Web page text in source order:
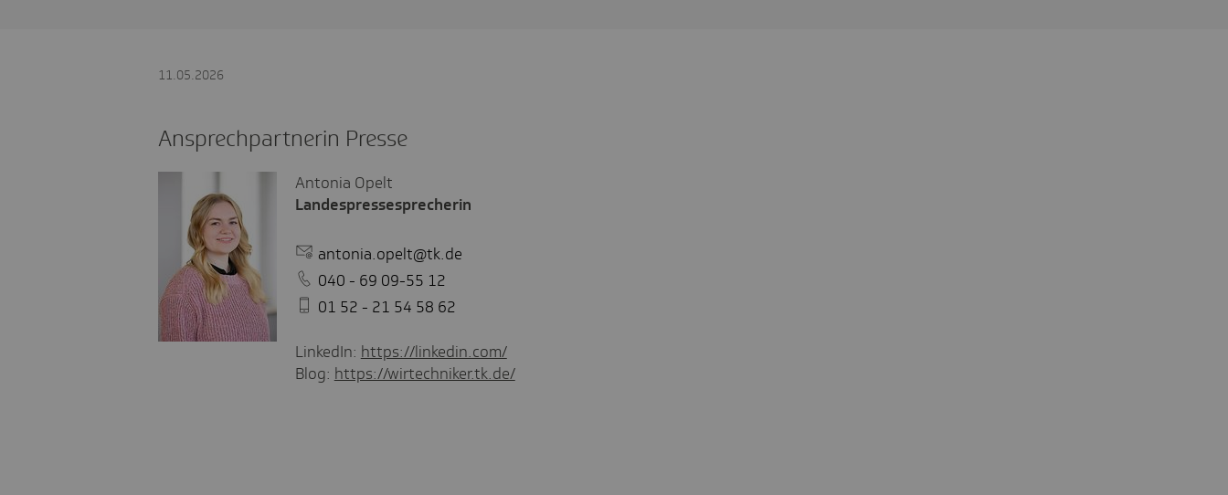
11.05.2026
Ansprechpartnerin Presse
Antonia Opelt
Landespressesprecherin
antonia.opelt@tk.de
040 - 69 09-55 12
01 52 - 21 54 58 62
LinkedIn: https://linkedin.com/
Blog: https://wirtechniker.tk.de/